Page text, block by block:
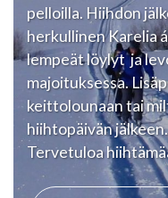
pelloilla. Hiihdon
herkullinen Karelia
lempeät löylyt ja
majoituksessa.
keittolounaan tai
hiihtopäivän jälkeen.
Tervetuloa